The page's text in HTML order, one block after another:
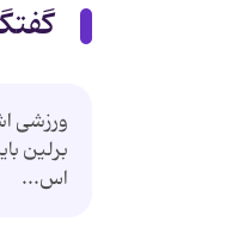
ورزشى
برلین
اس...